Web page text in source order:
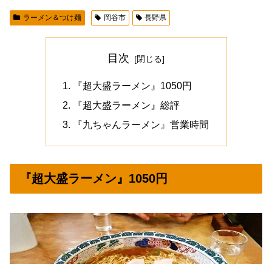
ラーメン＆つけ麺 岡谷市 長野県
目次
『超大盛ラーメン』1050円
『超大盛ラーメン』総評
『九ちゃんラーメン』営業時間
『超大盛ラーメン』1050円